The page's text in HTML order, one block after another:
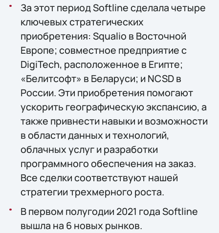
За этот период Softline сделала четыре
ключевых стратегических
приобретения: Squalio в Восточной
Европе; совместное предприятие с
DigiTech, расположенное в Египте;
«Белитсофт» в Беларуси; и NCSD в
России. Эти приобретения помогают
ускорить географическую экспансию, а
также привнести навыки и возможности
в области данных и технологий,
облачных услуг и разработки
программного обеспечения на заказ.
Все сделки соответствуют нашей
стратегии трехмерного роста.
В первом полугодии 2021 года Softline
вышла на 6 новых рынков.